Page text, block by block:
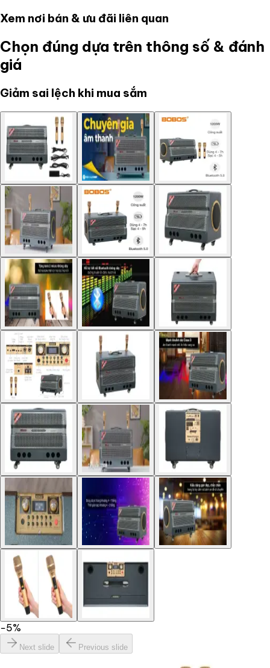
Xem nơi bán & ưu đãi liên quan
Chọn đúng dựa trên thông số & đánh
giá
Giảm sai lệch khi mua sắm
−5%
Next slide Previous slide